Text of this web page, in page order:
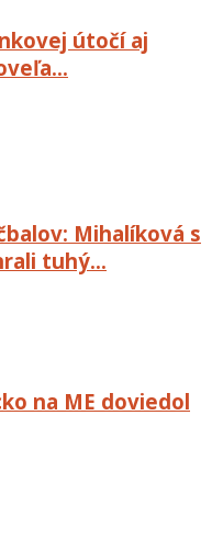
útočí aj
Mihalíková s
tuhý…
na ME doviedol